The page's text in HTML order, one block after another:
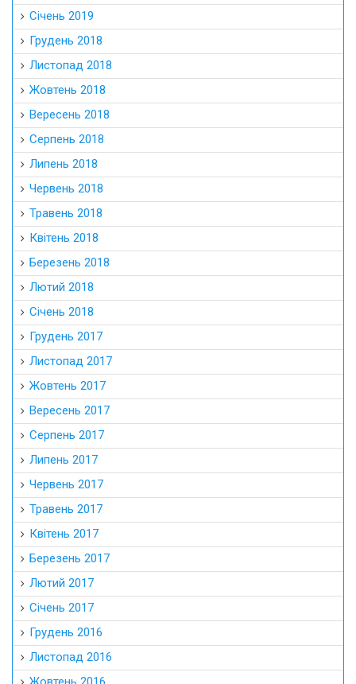
Січень 2019
Грудень 2018
Листопад 2018
Жовтень 2018
Вересень 2018
Серпень 2018
Липень 2018
Червень 2018
Травень 2018
Квітень 2018
Березень 2018
Лютий 2018
Січень 2018
Грудень 2017
Листопад 2017
Жовтень 2017
Вересень 2017
Серпень 2017
Липень 2017
Червень 2017
Травень 2017
Квітень 2017
Березень 2017
Лютий 2017
Січень 2017
Грудень 2016
Листопад 2016